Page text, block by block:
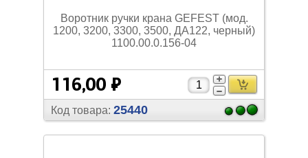
Воротник ручки крана GEFEST (мод.
1200, 3200, 3300, 3500, ДА122, черный)
1100.00.0.156-04
116,00 ₽
Код товара: 25440